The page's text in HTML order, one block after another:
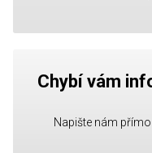
Chybí vám
Napište nám přímo